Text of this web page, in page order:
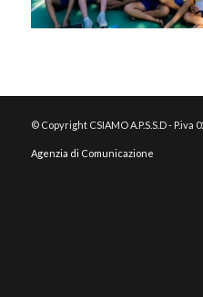
© Copyright CSIAMO A.P.S.S.D - P.iva
Agenzia di Comunicazione